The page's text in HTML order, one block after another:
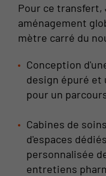
Pour ce transfert,
aménagement
mètre carré du
Conception
design épuré
pour un
Cabines de
d'espaces
personnalisée
entretiens